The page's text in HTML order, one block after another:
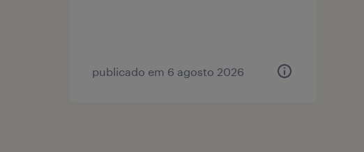
publicado em 6 agosto 2026